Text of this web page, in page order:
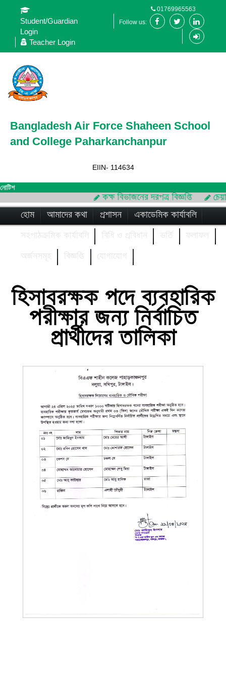
Student/Guardian
Login
Teacher Login
01769965563
Follow us:
Bangladesh Air Force Shaheen School
and College Paharkanchanpur
EIIN- 114634
নোটিশ
কক্ষ বিভাজনের দরপত্র বিজ্ঞপ্তি
হোম
আমাদের কথা প্রশাসন
একাডেমিক কার্যাবলি
সহপাঠক্রমিক কার্যাবলি
বিধি ও প্রবিধান ভর্তি
ফলাফল
অর্জনসমূহ
বিজ্ঞপ্তি যোগাযোগ
হিসাবরক্ষক পদে ব্যবহারিক
পরীক্ষার জন্য নির্বাচিত
প্রার্থীদের তালিকা